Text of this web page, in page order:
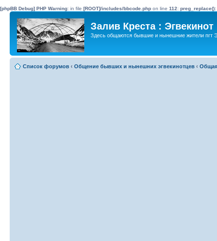
[phpBB Debug] PHP Warning: in file [ROOT]/includes/bbcode.php on line 112:
Залив Креста : Эгвекинот
Здесь общаются бывшие и нынешние жители пгт
Список форумов ‹ Общение бывших и нынешних эгвекинотцев ‹ Общая